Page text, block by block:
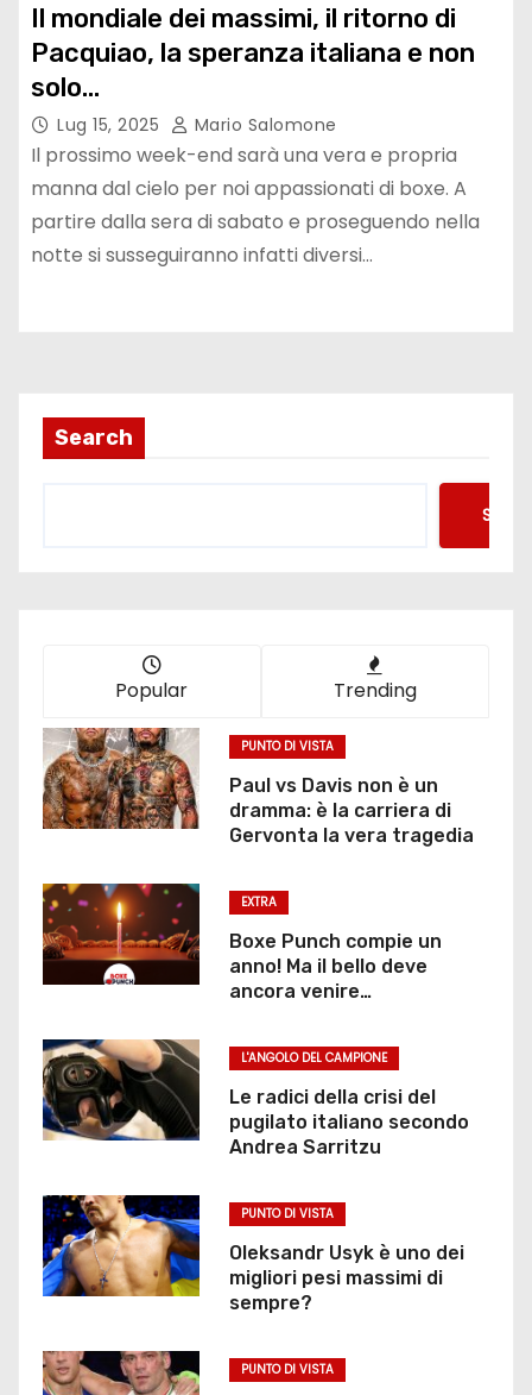
Il mondiale dei massimi, il ritorno di
Pacquiao, la speranza italiana e non
solo…
Lug 15, 2025 Mario Salomone
Il prossimo week-end sarà una vera e propria
manna dal cielo per noi appassionati di boxe. A
partire dalla sera di sabato e proseguendo nella
notte si susseguiranno infatti diversi…
Search
Popular Trending
PUNTO DI VISTA
Paul vs Davis non è un
dramma: è la carriera di
Gervonta la vera tragedia
EXTRA
Boxe Punch compie un
anno! Ma il bello deve
ancora venire…
L'ANGOLO DEL CAMPIONE
Le radici della crisi del
pugilato italiano secondo
Andrea Sarritzu
PUNTO DI VISTA
Oleksandr Usyk è uno dei
migliori pesi massimi di
sempre?
PUNTO DI VISTA